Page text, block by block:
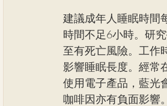
建議成年人睡眠時間
時間不足6小時。研
至有死亡風險。工作
影響睡眠長度。經常
使用電子產品，藍光
咖啡因亦有負面影響。